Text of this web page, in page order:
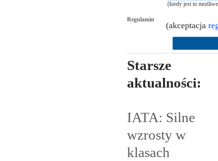
(kiedy jest to
Regulamin
(akceptacja
Starsze
aktualności:
IATA: Silne
wzrosty w
klasach